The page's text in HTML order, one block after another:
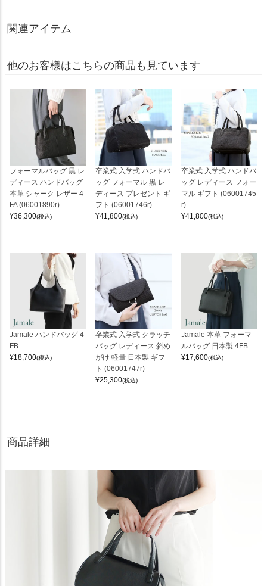
関連アイテム
他のお客様はこちらの商品も見ています
フォーマルバッグ 黒 レ
ディース ハンドバッグ
本革 シャーク レザー 4
FA (06001890r)
¥36,300(税込)
卒業式 入学式 ハンドバ
ッグ フォーマル 黒 レ
ディース プレゼント ギ
フト (06001746r)
¥41,800(税込)
卒業式 入学式 ハンドバ
ッグ レディース フォー
マル ギフト (06001745
r)
¥41,800(税込)
Jamale ハンドバッグ 4
FB
¥18,700(税込)
卒業式 入学式 クラッチ
バッグ レディース 斜め
がけ 軽量 日本製 ギフ
ト (06001747r)
¥25,300(税込)
Jamale 本革 フォーマ
ルバッグ 日本製 4FB
¥17,600(税込)
商品詳細